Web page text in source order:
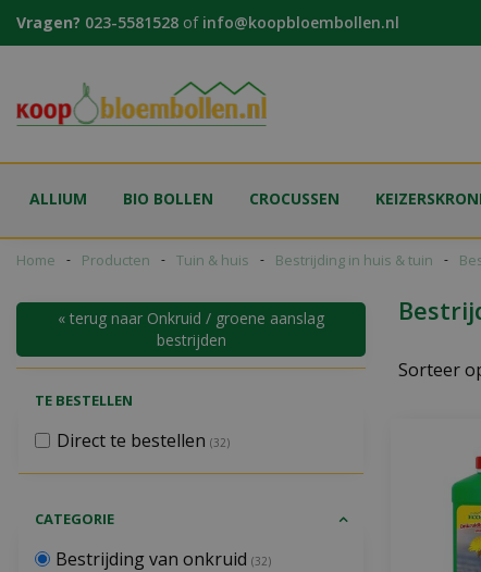
naar
Home Producten Tuin & huis Bestrijding in huis & tuin
Vragen? 023-5581528 of info@koopbloembollen.nl
ALLIUM BIO BOLLEN CROCUSSEN
Sorteer
« terug naar Onkruid / groene aanslag
bestrijden
TE BESTELLEN
Direct te bestellen (32)
CATEGORIE
Bestrijding van onkruid (32)